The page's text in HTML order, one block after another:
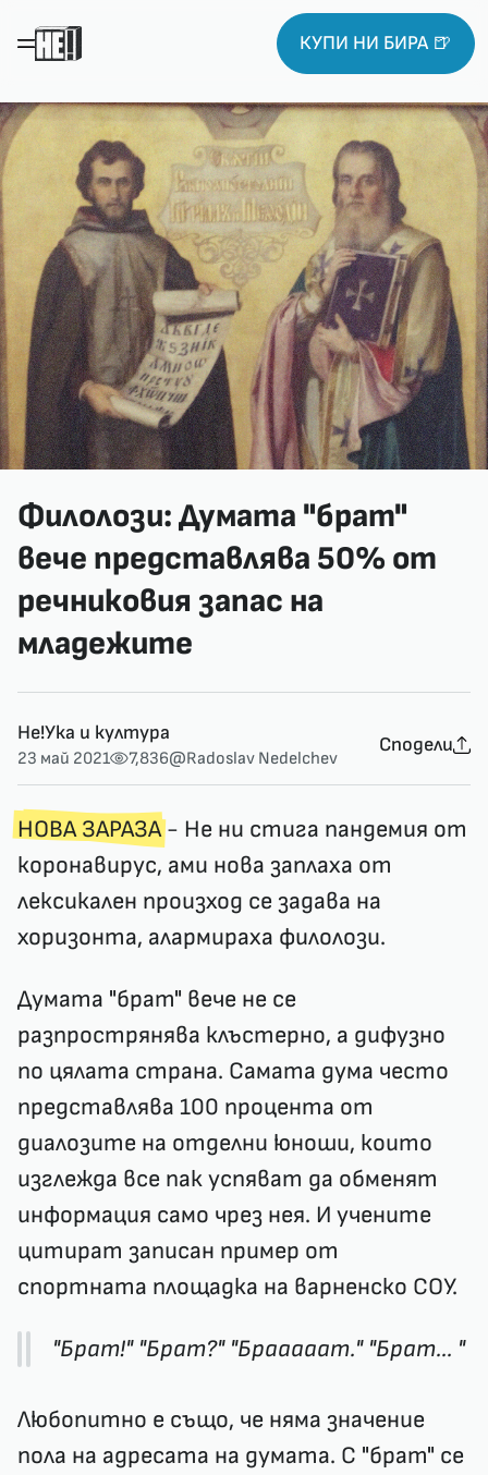
КУПИ НИ БИРА 🍺
Филолози: Думата "брат"
вече представлява 50% от
речниковия запас на
младежите
Не!Ука и култура
23 май 2021 7,836@Radoslav Nedelchev
Сподели
НОВА ЗАРАЗА- Не ни стига пандемия от
коронавирус, ами нова заплаха от
лексикален произход се задава на
хоризонта, алармираха филолози.
Думата "брат" вече не се
разпрострянява клъстерно, а дифузно
по цялата страна. Самата дума често
представлява 100 процента от
диалозите на отделни юноши, които
изглежда все пак успяват да обменят
информация само чрез нея. И учените
цитират записан пример от
спортната площадка на варненско СОУ.
"Брат!" "Брат?" "Брааааат." "Брат... "
Любопитно е също, че няма значение
пола на адресата на думата. С "брат" се